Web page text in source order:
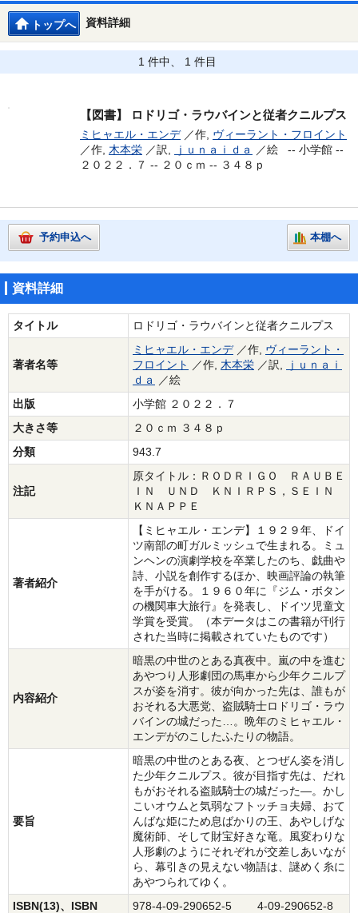
資料詳細
トップへ
1 件中、 1 件目
【図書】 ロドリゴ・ラウバインと従者クニルプス
ミヒャエル・エンデ／作, ヴィーラント・フロイント
／作, 木本栄 ／訳, ｊｕｎａｉｄａ ／絵 -- 小学館 --
２０２２．７ -- ２０ｃｍ -- ３４８ｐ
予約申込へ 本棚へ
資料詳細
タイトル ロドリゴ・ラウバインと従者クニルプス
著者名等
ミヒャエル・エンデ／作, ヴィーラント・
フロイント ／作, 木本栄 ／訳,
ｊｕｎａｉ
ｄａ
／絵
出版
小学館 ２０２２．７
大きさ等
２０ｃｍ ３４８ｐ
分類
943.7
注記
原タイトル：ＲＯＤＲＩＧＯ ＲＡＵＢＥ
ＩＮ ＵＮＤ ＫＮＩＲＰＳ，ＳＥＩＮ
ＫＮＡＰＰＥ
著者紹介
【ミヒャエル・エンデ】１９２９年、ドイ
ツ南部の町ガルミッシュで生まれる。ミュ
ンヘンの演劇学校を卒業したのち、戯曲や
詩、小説を創作するほか、映画評論の執筆
を手がける。１９６０年に『ジム・ボタン
の機関車大旅行』を発表し、ドイツ児童文
学賞を受賞。（本データはこの書籍が刊行
された当時に掲載されていたものです）
内容紹介
暗黒の中世のとある真夜中。嵐の中を進む
あやつり人形劇団の馬車から少年クニルプ
スが姿を消す。彼が向かった先は、誰もが
おそれる大悪党、盗賊騎士ロドリゴ・ラウ
バインの城だった…。晩年のミヒャエル・
エンデがのこしたふたりの物語。
要旨
暗黒の中世のとある夜、とつぜん姿を消し
た少年クニルプス。彼が目指す先は、だれ
もがおそれる盗賊騎士の城だった―。かし
こいオウムと気弱なフトッチョ夫婦、おて
んばな姫にため息ばかりの王、あやしげな
魔術師、そして財宝好きな竜。風変わりな
人形劇のようにそれぞれが交差しあいなが
ら、幕引きの見えない物語は、謎めく糸に
あやつられてゆく。
ISBN(13)、ISBN
978-4-09-290652-5 4-09-290652-8